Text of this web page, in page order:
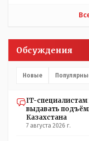
прислали ему в виде
настоящему времени
помещениях,
установлены
противоречие. Вы
Обсуждения
Новые
IT-
выдавать
Казахстана
7 августа 2026 г.